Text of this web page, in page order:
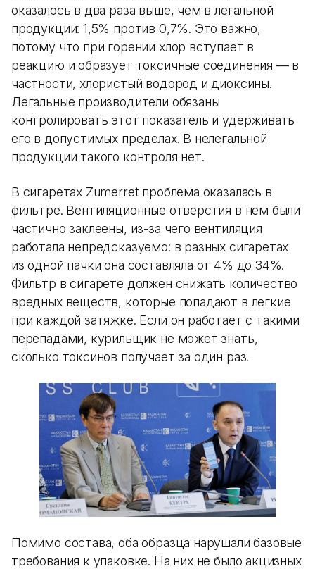
оказалось в два раза выше, чем в легальной
продукции: 1,5% против 0,7%. Это важно,
потому что при горении хлор вступает в
реакцию и образует токсичные соединения — в
частности, хлористый водород и диоксины.
Легальные производители обязаны
контролировать этот показатель и удерживать
его в допустимых пределах. В нелегальной
продукции такого контроля нет.
В сигаретах Zumerret проблема оказалась в
фильтре. Вентиляционные отверстия в нем были
частично заклеены, из-за чего вентиляция
работала непредсказуемо: в разных сигаретах
из одной пачки она составляла от 4% до 34%.
Фильтр в сигарете должен снижать количество
вредных веществ, которые попадают в легкие
при каждой затяжке. Если он работает с такими
перепадами, курильщик не может знать,
сколько токсинов получает за один раз.
Помимо состава, оба образца нарушали базовые
требования к упаковке. На них не было акцизных